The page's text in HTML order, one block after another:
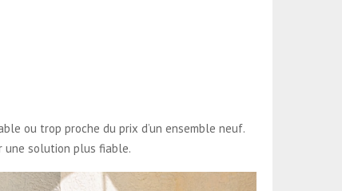
ou trop proche du prix d’un ensemble neuf.
une solution plus fiable.